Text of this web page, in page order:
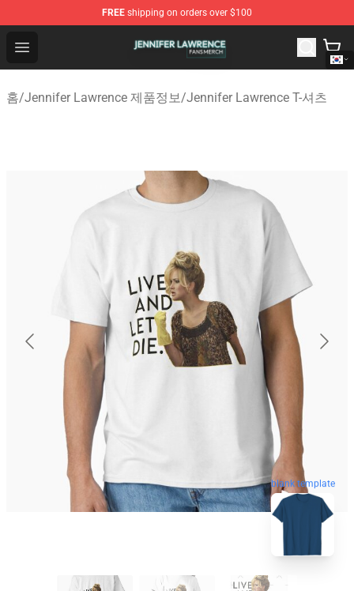
FREE shipping on orders over $100
Open menu
Jennifer Lawrence Shop - Official Jennifer Lawrence
홈/Jennifer Lawrence 제품정보/Jennifer Lawrence T-셔츠
blank template